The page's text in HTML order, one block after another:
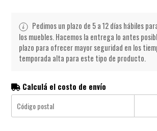
Pedimos un plazo de 5 a 12 días hábiles
los muebles. Hacemos la entrega lo antes
plazo para ofrecer mayor seguridad en los
temporada alta para este tipo de producto.
Calculá el costo de envío